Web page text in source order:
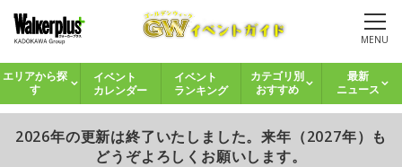
MENU
エリアから探
す
イベント
カレンダー
イベント
ランキング
カテゴリ別
おすすめ
最新
ニュース
2026年の更新は終了いたしました。来年（2027年）も
どうぞよろしくお願いします。